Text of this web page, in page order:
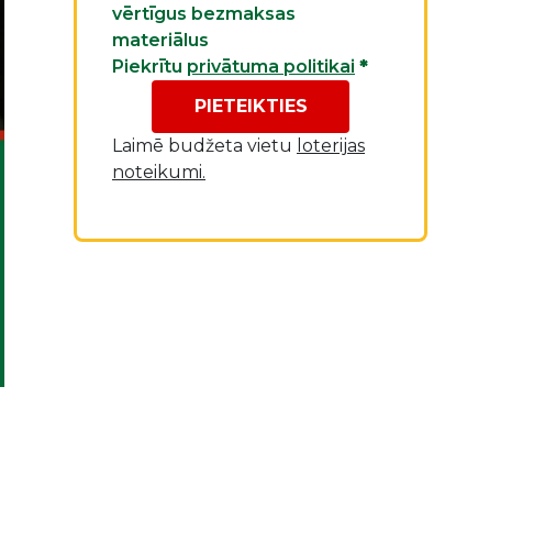
vērtīgus bezmaksas
materiālus
Piekrītu privātuma politikai *
PIETEIKTIES
Laimē budžeta vietu loterijas
noteikumi.